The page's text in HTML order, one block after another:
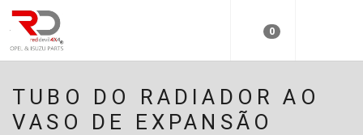
0
TUBO DO RADIADOR AO
VASO DE EXPANSÃO